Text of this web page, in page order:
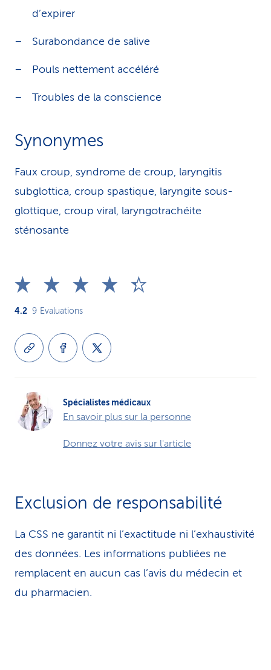
d’expirer
Surabondance de salive
Pouls nettement accéléré
Troubles de la conscience
Synonymes
Faux croup, syndrome de croup, laryngitis
subglottica, croup spastique, laryngite sous-
glottique, croup viral, laryngotrachéite
sténosante
4.2 9 Evaluations
Spécialistes médicaux
En savoir plus sur la personne
Donnez votre avis sur l'article
Exclusion de responsabilité
La CSS ne garantit ni l’exactitude ni l’exhaustivité
des données. Les infor­ma­tions publiées ne
remplacent en aucun cas l’avis du médecin et
du pharmacien.